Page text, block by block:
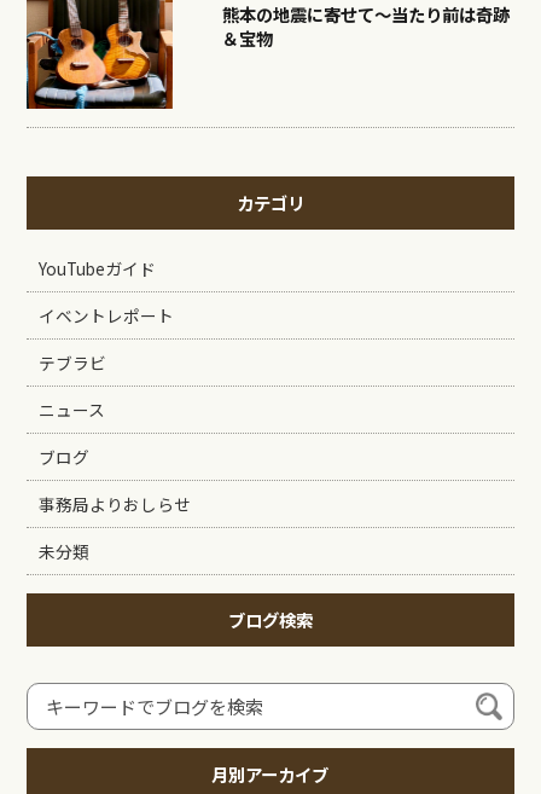
熊本の地震に寄せて〜当たり前は奇跡
＆宝物
カテゴリ
YouTubeガイド
イベントレポート
テブラビ
ニュース
ブログ
事務局よりおしらせ
未分類
ブログ検索
月別アーカイブ